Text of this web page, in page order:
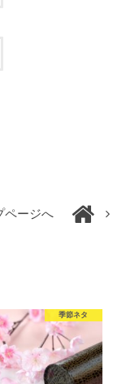
ページへ
季節ネタ